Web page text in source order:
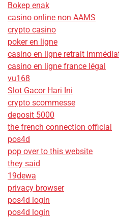
Bokep enak
casino online non AAMS
crypto casino
poker en ligne
casino en ligne retrait
casino en ligne france légal
vu168
Slot Gacor Hari Ini
crypto scommesse
deposit 5000
the french connection official
pos4d
pop over to this website
they said
19dewa
privacy browser
pos4d login
pos4d login